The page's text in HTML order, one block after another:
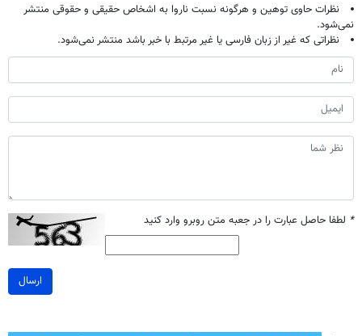
نظرات حاوی توهین و هرگونه نسبت ناروا به اشخاص حقیقی و حقوقی منتشر
نمی‌شود.
نظراتی که غیر از زبان فارسی یا غیر مرتبط با خبر باشد منتشر نمی‌شود.
* لطفا حاصل عبارت را در جعبه متن روبرو وارد کنید
ارسال